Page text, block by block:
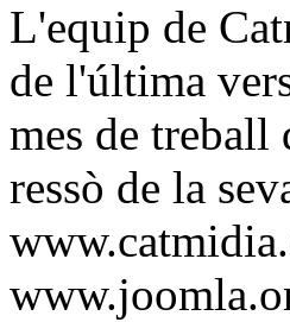
L'equip de
de l'última
mes de treball
ressò de la